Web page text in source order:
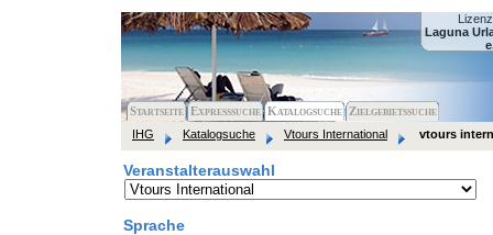
Laguna
Startseite Expresssuche Katalogsuche Zielgebietssuche
IHG
Katalogsuche Vtours International vtours
Veranstalterauswahl
Sprache